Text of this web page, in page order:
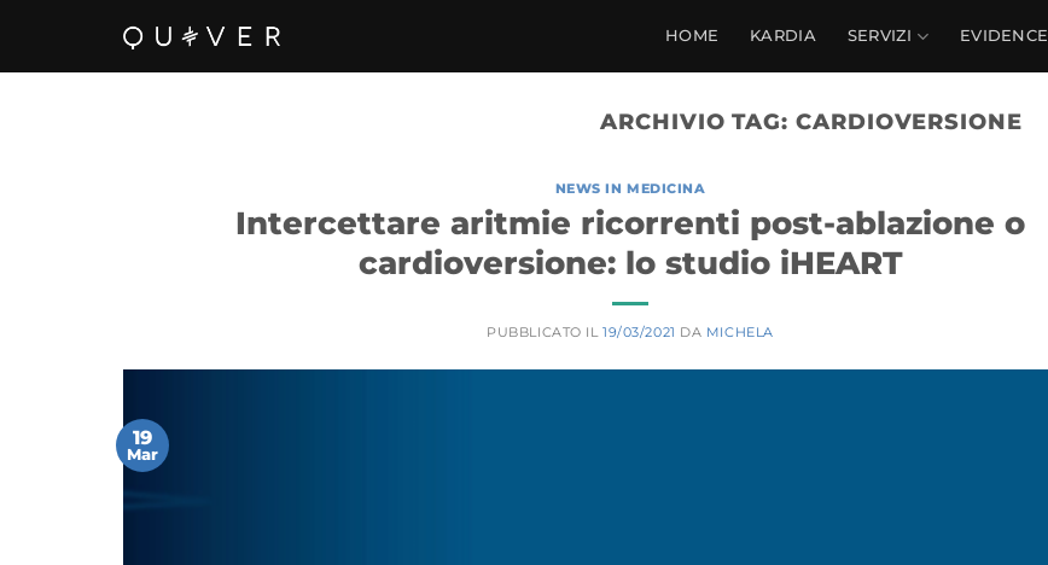
contenuti
HOME KARDIA SERVIZI EVIDENCE
ARCHIVIO TAG: CARDIOVERSIONE
NEWS IN MEDICINA
Intercettare aritmie ricorrenti post-ablazione o
cardioversione: lo studio iHEART
PUBBLICATO IL19/03/2021 DA MICHELA
19
Mar